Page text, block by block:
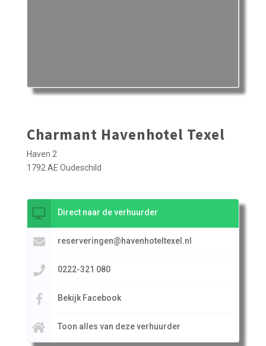
Charmant Havenhotel Texel
Haven 2
1792 AE Oudeschild
Direct naar de verhuurder
reserveringen@havenhoteltexel.nl
0222-321 080
Bekijk Facebook
Toon alles van deze verhuurder